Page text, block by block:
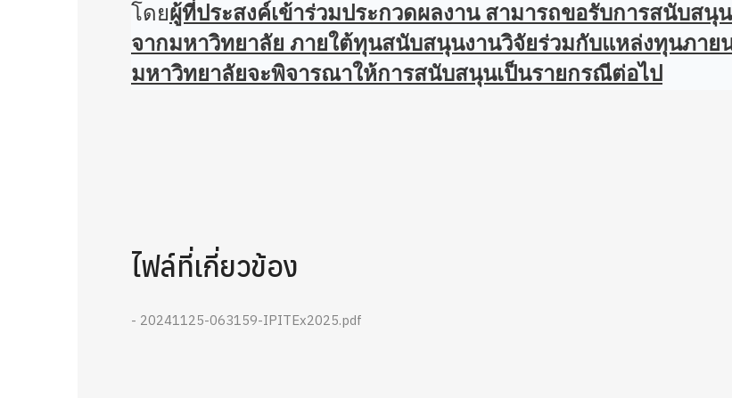
โดยผู้ที่ประสงค์เข้าร่วมประกวดผลงาน สามารถขอรับการสนับสนุ
จากมหาวิทยาลัย ภายใต้ทุนสนับสนุนงานวิจัยร่วมกับแหล่งทุนภายน
มหาวิทยาลัยจะพิจารณาให้การสนับสนุนเป็นรายกรณีต่อไป
ไฟล์ที่เกี่ยวข้อง
- 20241125-063159-IPITEx2025.pdf